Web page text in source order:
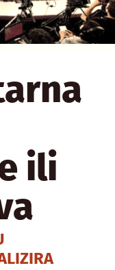
ili